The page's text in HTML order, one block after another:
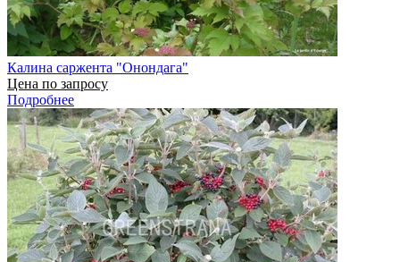
Калина саржента "Онондага"
Цена по запросу
Подробнее